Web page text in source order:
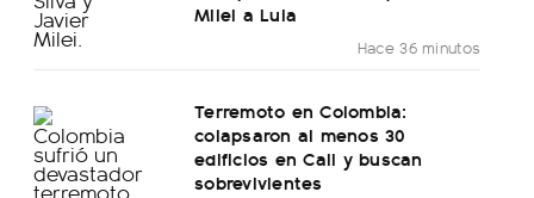
Milei a Lula
Hace 36 minutos
Terremoto en Colombia:
colapsaron al menos 30
edificios en Cali y buscan
sobrevivientes